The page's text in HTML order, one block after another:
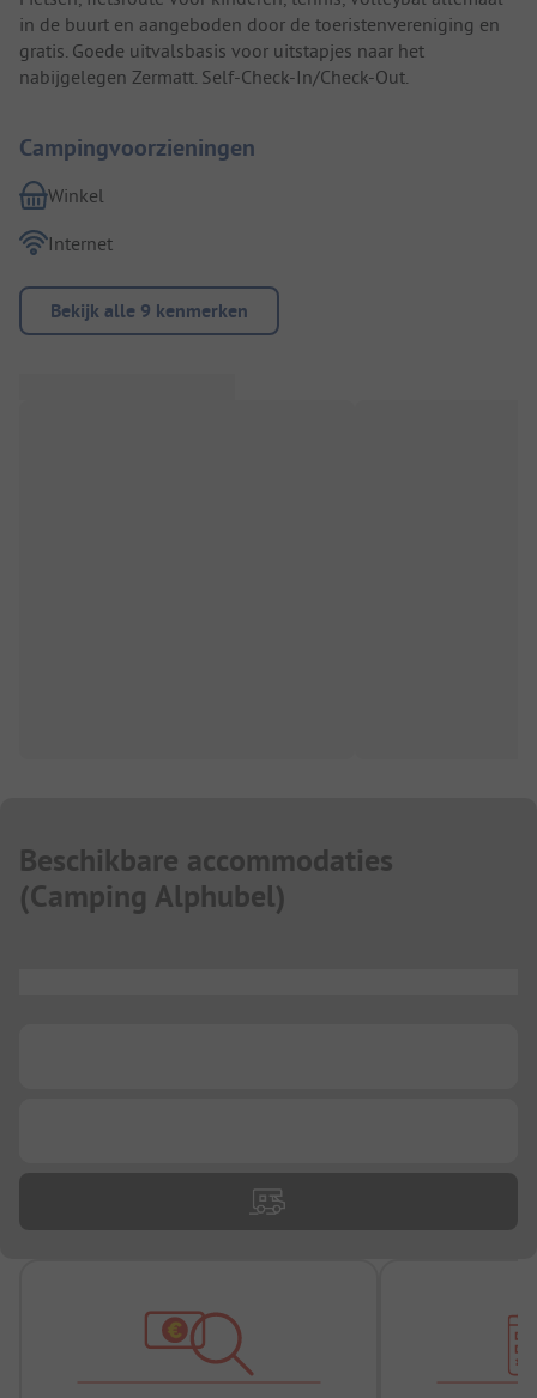
in de buurt en aangeboden door de toeristenvereniging en
gratis. Goede uitvalsbasis voor uitstapjes naar het
nabijgelegen Zermatt. Self-Check-In/Check-Out.
Campingvoorzieningen
Winkel
Internet
Bekijk alle 9 kenmerken
Beschikbare accommodaties
(Camping Alphubel)